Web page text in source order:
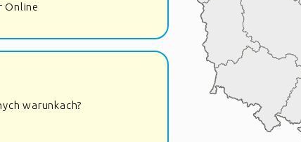
Online
warunkach?